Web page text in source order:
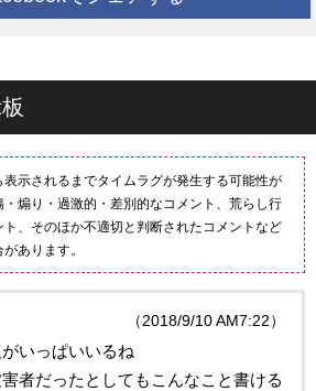
表示されるまでタイムラグが発生する可能性が
煽り・過激的・差別的なコメント、荒らし行
、そのほか不適切と判断されたコメントなど
あります。
（2018/9/10 AM7:22）
いっぱいいるね
者だったとしてもこんなこと書ける